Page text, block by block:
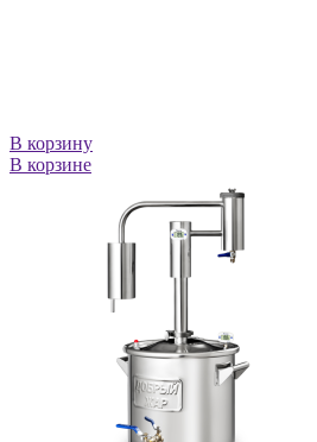
В корзину
В корзине